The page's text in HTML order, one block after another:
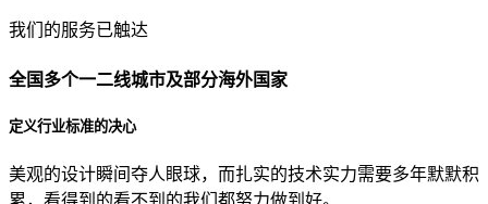
贵公司预算范围是？
贵公司的团队规模是？
目前主要的营销渠道是？
我们的服务已触达
全国多个一二线城市及部分海外国家
定义行业标准的决心
美观的设计瞬间夺人眼球，而扎实的技术实力需要多年默默积
累，看得到的看不到的我们都努力做到好。